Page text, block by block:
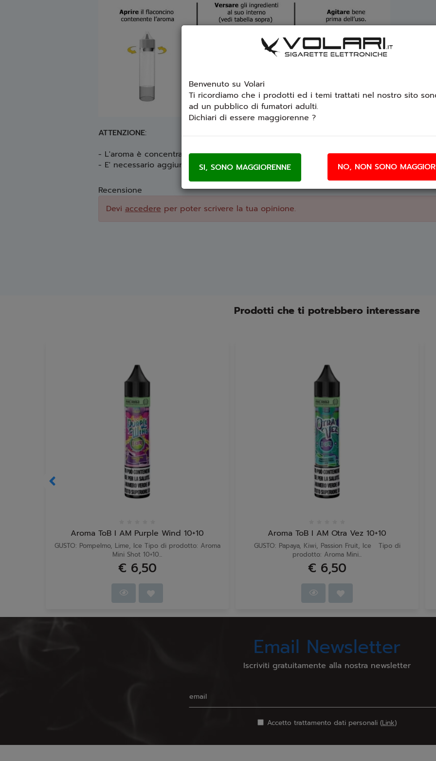
ATTENZIONE:
- L'aroma è concentrato per l'ottenimento di 20 ml
- E' necessario aggiungere 10ml di VG con eventuale nicotina
Recensione
Devi accedereper poter scrivere la tua opinione.
Prodotti che ti potrebbero interessare
Aroma ToB I AM Purple Wind 10+10
GUSTO: Pompelmo, Lime, Ice Tipo di prodotto: Aroma
Mini Shot 10+10...
€ 6,50
Aroma ToB I AM Otra Vez 10+10
GUSTO: Papaya, Kiwi, Passion Fruit, Ice Tipo di
prodotto: Aroma Mini...
€ 6,50
Email Newsletter
Iscriviti gratuitamente alla nostra newsletter
Accetto trattamento dati personali (Link)
Benvenuto su Volari
Ti ricordiamo che i prodotti ed i temi trattati nel nostro sito
ad un pubblico di fumatori adulti.
Dichiari di essere maggiorenne ?
NO, NON SONO